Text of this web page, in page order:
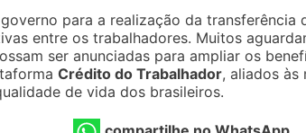
para a realização da
entre os trabalhadores. Muitos
ser anunciadas para ampliar os
Crédito do Trabalhador, aliados às
de vida dos brasileiros.